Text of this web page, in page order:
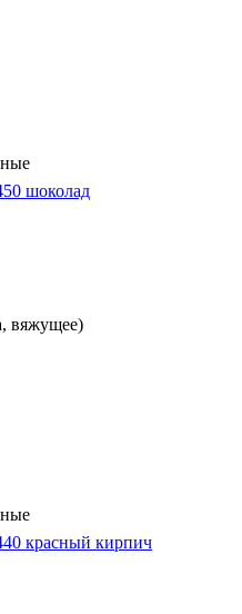
вяжущее)
шоколад
красный кирпич